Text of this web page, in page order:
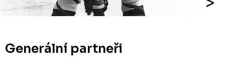
Generální partneři